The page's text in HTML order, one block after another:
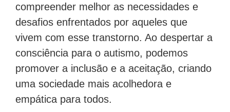
compreender melhor as necessidades e
desafios enfrentados por aqueles que
vivem com esse transtorno. Ao despertar a
consciência para o autismo, podemos
promover a inclusão e a aceitação, criando
uma sociedade mais acolhedora e
empática para todos.